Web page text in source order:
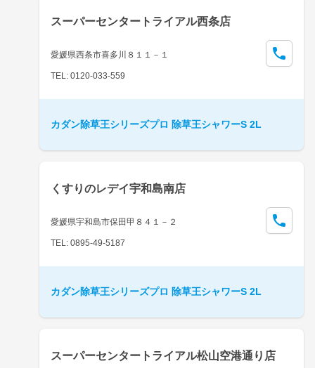
スーパーセンタートライアル西条店
愛媛県西条市喜多川８１１－１
TEL: 0120-033-559
カダン除草王シリーズプロ 除草王シャワーS 2L
くすりのレデイ宇和島南店
愛媛県宇和島市保田甲８４１－２
TEL: 0895-49-5187
カダン除草王シリーズプロ 除草王シャワーS 2L
スーパーセンタートライアル松山空港通り店